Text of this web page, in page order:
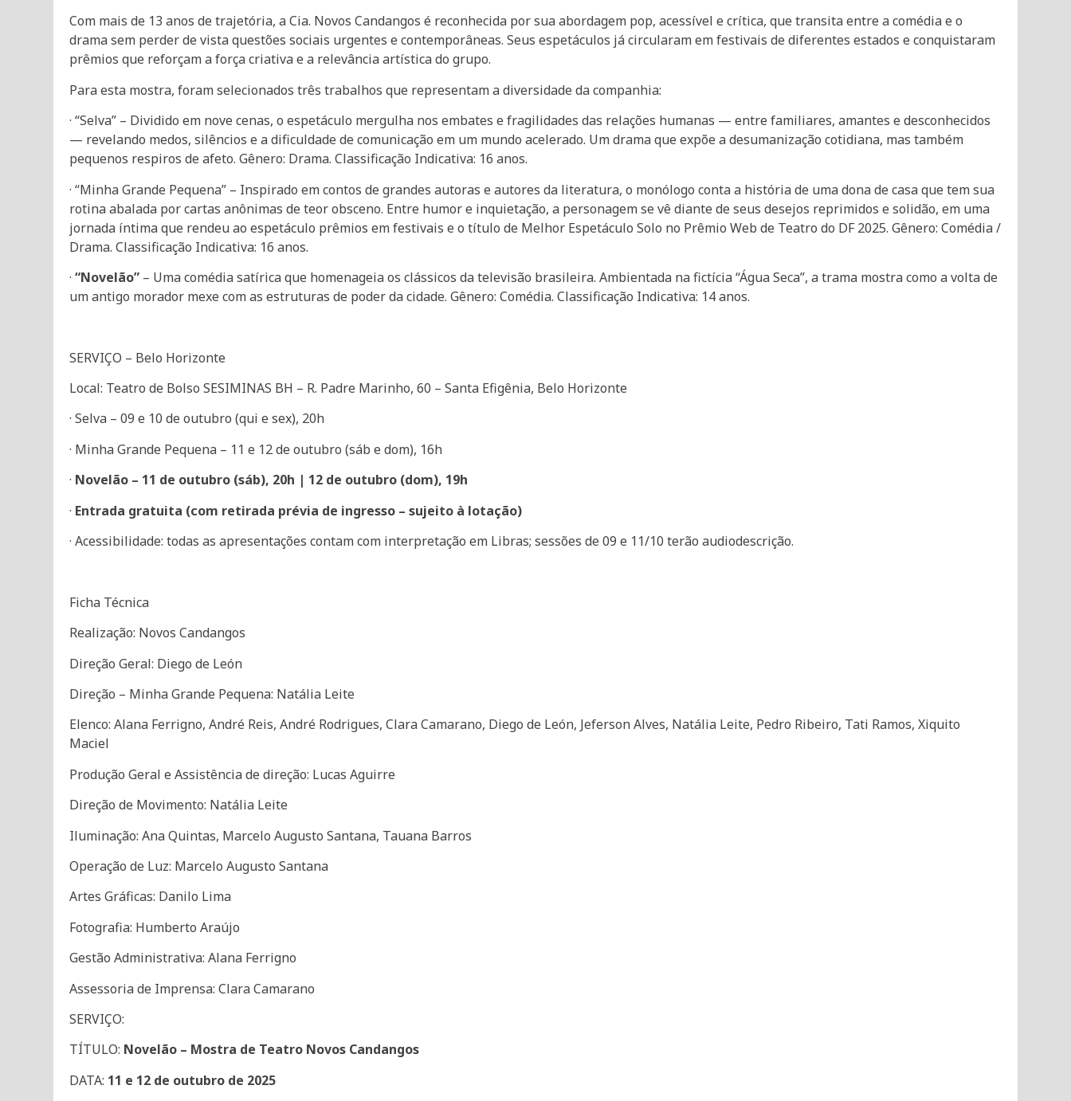
Com mais de 13 anos de trajetória, a Cia. Novos Candangos é reconhecida por sua abordagem pop, acessível e crítica, que transita entre a comédia e o
drama sem perder de vista questões sociais urgentes e contemporâneas. Seus espetáculos já circularam em festivais de diferentes estados e conquistaram
prêmios que reforçam a força criativa e a relevância artística do grupo.
Para esta mostra, foram selecionados três trabalhos que representam a diversidade da companhia:
· “Selva” – Dividido em nove cenas, o espetáculo mergulha nos embates e fragilidades das relações humanas — entre familiares, amantes e desconhecidos
— revelando medos, silêncios e a dificuldade de comunicação em um mundo acelerado. Um drama que expõe a desumanização cotidiana, mas também
pequenos respiros de afeto. Gênero: Drama. Classificação Indicativa: 16 anos.
· “Minha Grande Pequena” – Inspirado em contos de grandes autoras e autores da literatura, o monólogo conta a história de uma dona de casa que tem sua
rotina abalada por cartas anônimas de teor obsceno. Entre humor e inquietação, a personagem se vê diante de seus desejos reprimidos e solidão, em uma
jornada íntima que rendeu ao espetáculo prêmios em festivais e o título de Melhor Espetáculo Solo no Prêmio Web de Teatro do DF 2025. Gênero: Comédia /
Drama. Classificação Indicativa: 16 anos.
·“Novelão” – Uma comédia satírica que homenageia os clássicos da televisão brasileira. Ambientada na fictícia “Água Seca”, a trama mostra como a volta de
um antigo morador mexe com as estruturas de poder da cidade. Gênero: Comédia. Classificação Indicativa: 14 anos.
SERVIÇO – Belo Horizonte
Local: Teatro de Bolso SESIMINAS BH – R. Padre Marinho, 60 – Santa Efigênia, Belo Horizonte
· Selva – 09 e 10 de outubro (qui e sex), 20h
· Minha Grande Pequena – 11 e 12 de outubro (sáb e dom), 16h
· Novelão – 11 de outubro (sáb), 20h | 12 de outubro (dom), 19h
· Entrada gratuita (com retirada prévia de ingresso – sujeito à lotação)
· Acessibilidade: todas as apresentações contam com interpretação em Libras; sessões de 09 e 11/10 terão audiodescrição.
Ficha Técnica
Realização: Novos Candangos
Direção Geral: Diego de León
Direção – Minha Grande Pequena: Natália Leite
Elenco: Alana Ferrigno, André Reis, André Rodrigues, Clara Camarano, Diego de León, Jeferson Alves, Natália Leite, Pedro Ribeiro, Tati Ramos, Xiquito
Maciel
Produção Geral e Assistência de direção: Lucas Aguirre
Direção de Movimento: Natália Leite
Iluminação: Ana Quintas, Marcelo Augusto Santana, Tauana Barros
Operação de Luz: Marcelo Augusto Santana
Artes Gráficas: Danilo Lima
Fotografia: Humberto Araújo
Gestão Administrativa: Alana Ferrigno
Assessoria de Imprensa: Clara Camarano
SERVIÇO:
TÍTULO: Novelão – Mostra de Teatro Novos Candangos
DATA: 11 e 12 de outubro de 2025